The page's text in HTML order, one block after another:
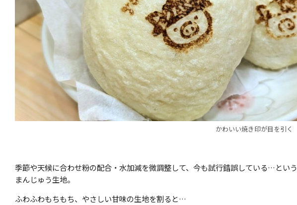
かわいい焼き印が目を引く
季節や天候に合わせ粉の配合・水加減を微調整して、今も試行錯誤している…という
まんじゅう生地。
ふわふわもちもち、やさしい甘味の生地を割ると…